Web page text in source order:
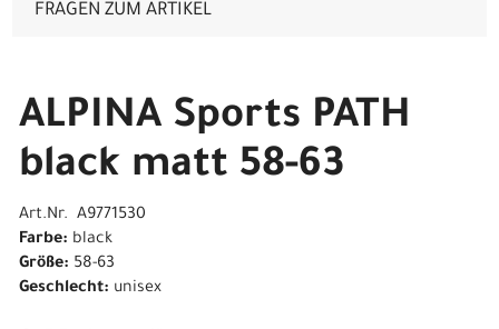
FRAGEN ZUM ARTIKEL
ALPINA Sports PATH
black matt 58-63
Art.Nr. A9771530
Farbe: black
Größe: 58-63
Geschlecht: unisex